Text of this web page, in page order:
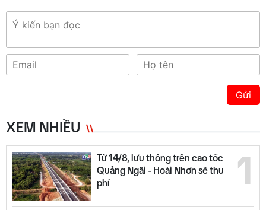
Gửi
XEM NHIỀU
1
Từ 14/8, lưu thông trên cao tốc
Quảng Ngãi - Hoài Nhơn sẽ thu
phí